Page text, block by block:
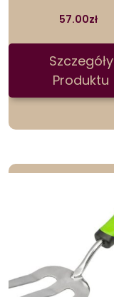
57.00zł
Szczegóły
Produktu